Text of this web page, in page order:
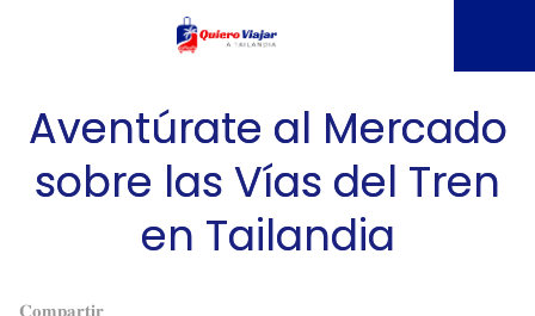
Aventúrate al Mercado
sobre las Vías del Tren
en Tailandia
𝐂𝐨𝐦𝐩𝐚𝐫𝐭𝐢𝐫